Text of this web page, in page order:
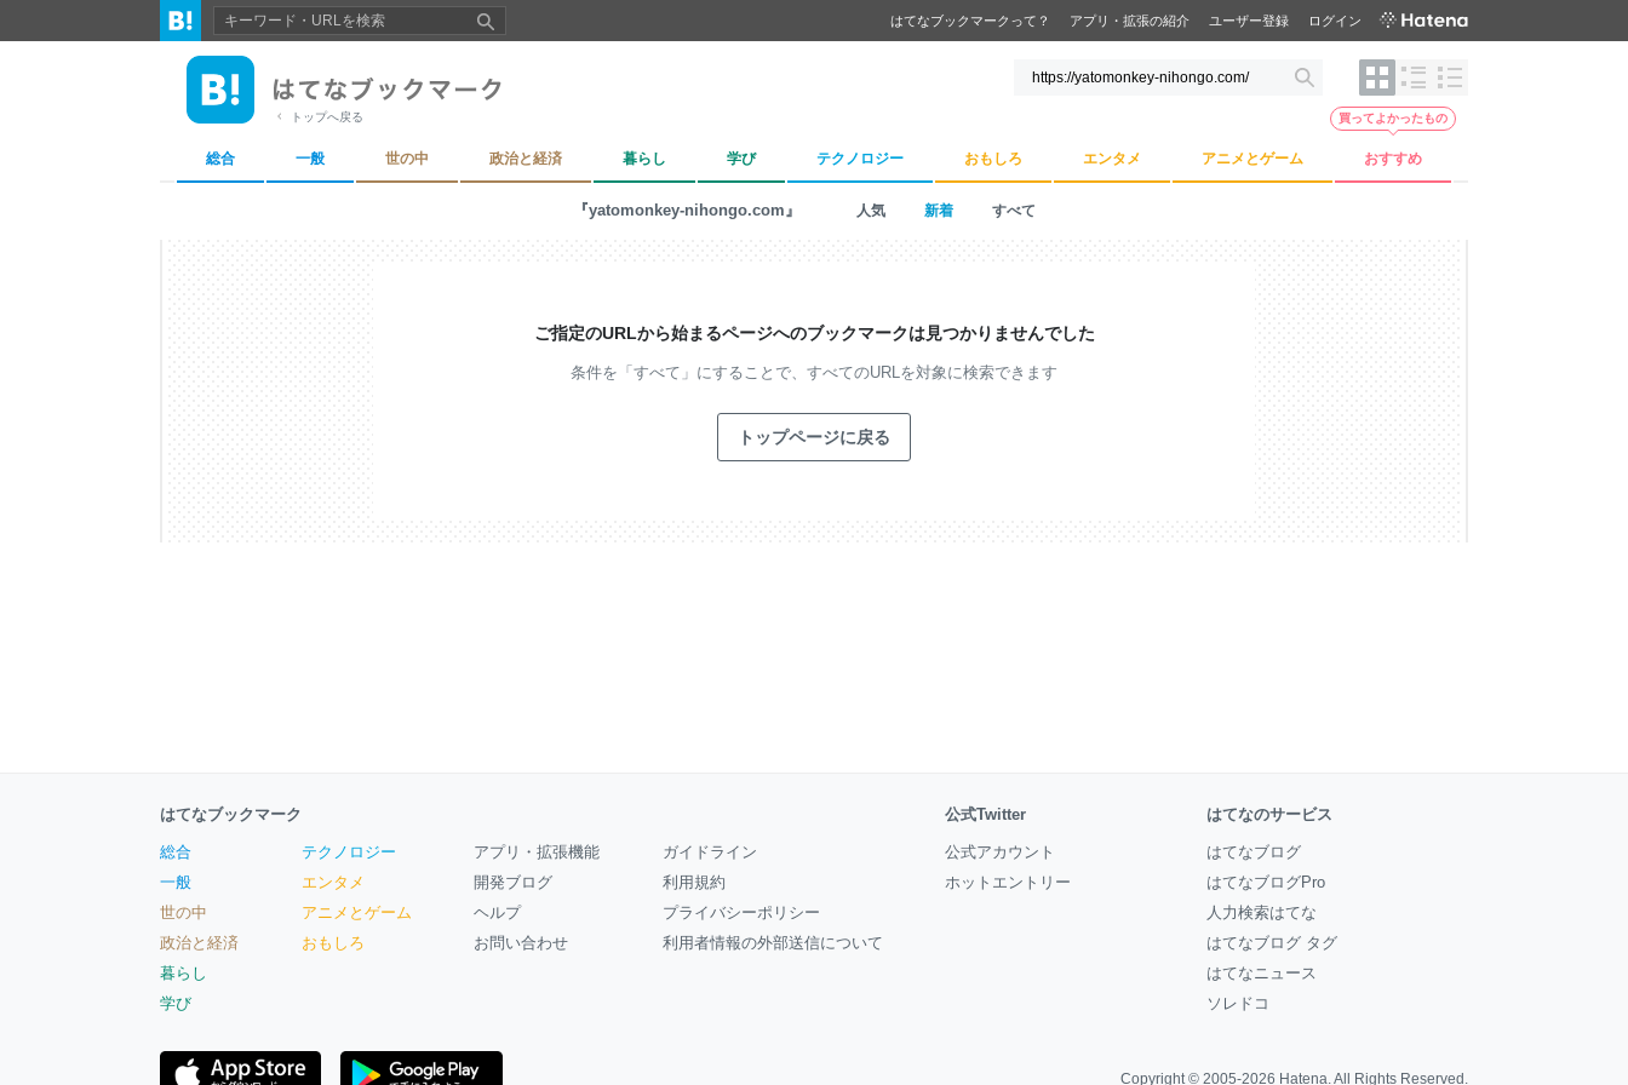
はてなブックマークって？ アプリ・拡張の紹介 ユーザー登録 ログイン
トップへ戻る
総合 一般 世の中 政治と経済 暮らし 学び テクノロジー おもしろ エンタメ アニメとゲーム おすすめ
買ってよかったもの
『yatomonkey-nihongo.com』 人気 新着 すべて
ご指定のURLから始まるページへのブックマークは見つかりませんでした
条件を「すべて」にすることで、 すべてのURLを対象に検索できます
トップページに戻る
はてなブックマーク
総合
一般
世の中
政治と経済
暮らし
学び
テクノロジー
エンタメ
アニメとゲーム
おもしろ
アプリ・拡張機能
開発ブログ
ヘルプ
お問い合わせ
ガイドライン
利用規約
プライバシーポリシー
利用者情報の外部送信について
公式Twitter
公式アカウント
ホットエントリー
はてなのサービス
はてなブログ
はてなブログPro
人力検索はてな
はてなブログ タグ
はてなニュース
ソレドコ
Copyright © 2005-2026 Hatena. All Rights Reserved.